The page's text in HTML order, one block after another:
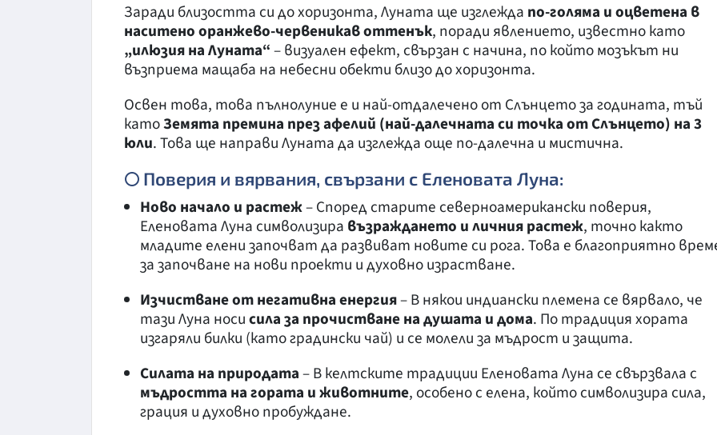
Заради близостта си до хоризонта, Луната ще изглежда по-голяма и оцветена в
наситено оранжево-червеникав оттенък, поради явлението, известно като
„илюзия на Луната“– визуален ефект, свързан с начина, по който мозъкът ни
възприема мащаба на небесни обекти близо до хоризонта.
Освен това, това пълнолуние е и най-отдалечено от Слънцето за годината, тъй
катоЗемята премина през афелий (най-далечната си точка от Слънцето) на 3
юли. Това ще направи Луната да изглежда още по-далечна и мистична.
🌕 Поверия и вярвания, свързани с Еленовата Луна:
Ново начало и растеж– Според старите северноамерикански поверия,
Еленовата Луна символизира възраждането и личния растеж, точно както
младите елени започват да развиват новите си рога. Това е благоприятно
за започване на нови проекти и духовно израстване.
Изчистване от негативна енергия– В някои индиански племена се вярвало, че
тази Луна носисила за прочистване на душата и дома. По традиция хората
изгаряли билки (като градински чай) и се молели за мъдрост и защита.
Силата на природата– В келтските традиции Еленовата Луна се свързвала с
мъдростта на гората и животните, особено с елена, който символизира сила,
грация и духовно пробуждане.